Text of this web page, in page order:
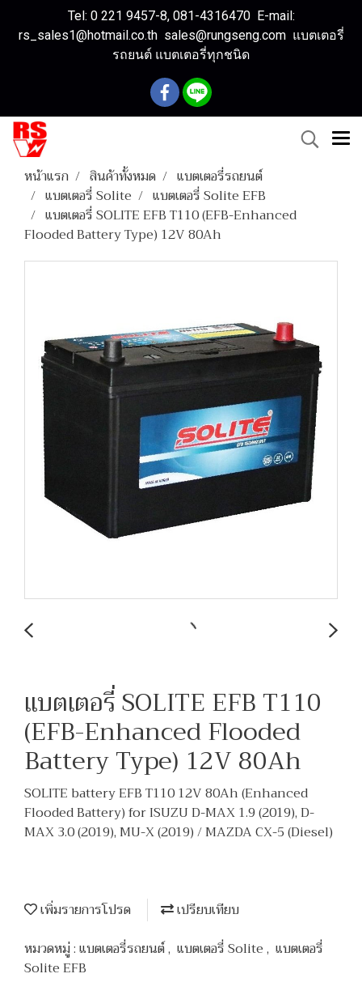
Tel: 0 221 9457-8, 081-4316470 E-mail:
rs_sales1@hotmail.co.th sales@rungseng.com แบตเตอรี่
รถยนต์ แบตเตอรี่ทุกชนิด
หน้าแรก สินค้าทั้งหมด
แบตเตอรี่รถยนต์
แบตเตอรี่ Solite
แบตเตอรี่ Solite EFB
แบตเตอรี่ SOLITE EFB T110 (EFB-Enhanced
Flooded Battery Type) 12V 80Ah
แบตเตอรี่ SOLITE EFB T110
(EFB-Enhanced Flooded
Battery Type) 12V 80Ah
SOLITE battery EFB T110 12V 80Ah (Enhanced
Flooded Battery) for ISUZU D-MAX 1.9 (2019), D-
MAX 3.0 (2019), MU-X (2019) / MAZDA CX-5 (Diesel)
เพิ่มรายการโปรด
เปรียบเทียบ
หมวดหมู่ :แบตเตอรี่รถยนต์, แบตเตอรี่ Solite, แบตเตอรี่
Solite EFB